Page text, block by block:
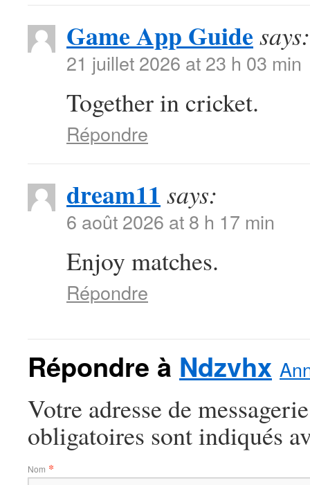
Game App Guide says:
21 juillet 2026 at 23 h 03 min
Together in cricket.
Répondre
dream11 says:
6 août 2026 at 8 h 17 min
Enjoy matches.
Répondre
Répondre à Ndzvhx
Votre adresse de
obligatoires sont indiqués
Nom *